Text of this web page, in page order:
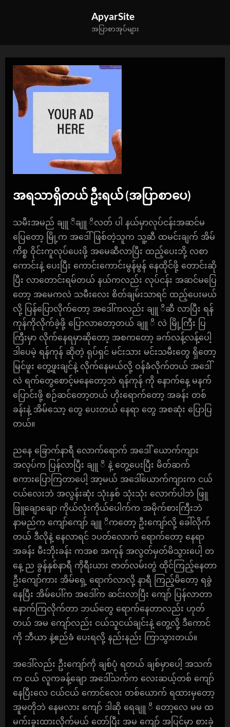
ApyarSite
အပြာစာအုပ်များ
အရသာရှိတယ် ဦးရယ် (အပြာစာပေ)
Posted
on
December 12, 2024
By
apyarkg
သမီးအမည် ချူ ိချူ ိလတ် ပါ နယ်မှာလုပ်ငန်းအဆင်မ
ပြေတော့ မြို့က အဒေါ် ဖြစ်တဲ့သူက သူ့ဆီ ထမင်းချက် အိမ်
ကိစ္စ ဝိုင်းကူလုပ်ပေးဖို့ အမေဆီလာပြီး ထည့်ပေးဘို့ လစာ
ကောင်းနဲ့ ပေးပြီး ကောင်းကောင်းမွန်မွန် နေထိုင်ဖို့ တောင်းဆို
ပြီး လာတောင်းရမ်တယ် နယ်ကလည်း လုပ်ငန်း အဆင်မပြေ
တော့ အမေကလဲ သမီးလေး စိတ်ချမ်းသာရင် ထည့်ပေးမယ်
လို့ ပြန်ပြောလိုက်တော့ အဒေါ်ကလည်း ချူ ိဆီ လာပြီး ရန်
ကုန်ကိုလိုက်ခဲ့ဖို့ ပြောလာတော့တယ် ချူ ိ လဲ မြို့ကြီး ပြ
ကြီးမှာ လိုက်နေရမှာဆိုတော့ အစကတော့ ခက်လန့်လန့်ပေါ့
ဒါပေမဲ့ ရန်ကုန် ဆိုတဲ့ ရုပ်ရှင် မင်းသား မင်းသမီးတွေ ရှိတော့
မြင်ဖူး တွေ့ဖူးချင်နဲ့ လိုက်နေမယ်လို့ ဝန်ခံလိုက်တယ် အဒေါ်
လဲ ရက်တွေစောင့်မနေတော့ဘဲ ရန်ကုန် ကို နောက်နေ့ မနက်
ပြောင်းဖို့ စဉ်ဆင်တော့တယ် ဟိုးရောက်တော့ အခန်း တစ်
ခန်းနဲ့ အိမ်သော့ တွေ ပေးတယ် နေရာ တွေ အစဆုံး ပြောပြ
တယ်။
ညနေ ခြောက်နာရီ လောက်ရောက် အဒေါ် ယောက်ကျား
အလုပ်က ပြန်လာပြီး ချူ ိ နဲ့ တွေ့ပေးပြီး မိတ်ဆက်
စကားပြောကြတာပေါ့ အာ့မယ် အဒေါ်ယောက်ကျားက ငယ်
ငယ်လေးဘဲ အလွန်းဆုံး သုံးနှစ် သုံးသုံး လောက်ပါဘဲ ဖြူ
ဖြူချောချော ကိုယ်လုံးကိုယ်ပေါက်က အမိုက်စားကြီးဘဲ
နာမည်က ကျော်ကျော် ချူ ိကတော့ ဦးကျော်လို့ ခေါ်လိုက်
တယ် ဒီလိုနဲ့ နေလာရင် ၁ပတ်လောက် ရောက်တော့ နေရာ
အခန်း မီးဘိုးခန်း ကအစ အကုန် အလွတ်မှတ်မိသွားပေါ့ တ
နေ့ ည ခွန်နှစ်နာရီ ကိုရီးယား ဇာတ်လမ်းတွဲ ထိုင်ကြည့်နေတာ
ဦးကျော်ကား အိမ်ရှေ့ ရောက်လာလို့ နာရီ ကြည့်မိတော့ ရခွဲ
နေပြီး အိမ်ပေါ်က အဒေါ်က ဆင်းလာပြီး ကျော် ပြန်လာတာ
နောက်ကြလိုက်တာ ဘယ်တွေ ရောက်နေတာလည်း ဟုတ်
တယ် အမ ကျော်လည်း ငယ်သူငယ်ချင်းနဲ့ တွေ့လို့ ဒီကောင်
ကို ဘီယာ နဲ့ဧည်ခံ ပေးရလို့ နည်းနည်း ကြာသွားတယ်။
အဒေါ်လည်း ဦးကျော်ကို ချစ်ပုံ ရတယ် ချစ်မှာပေါ့ အသက်
က ငယ် လူကခန့်ချော အဒေါ်သက်က လေးဆယ့်တစ် ကျော်
နေပြီးလေ ငယ်ငယ် ကောင်လေး တစ်ယောက် ရထားမှတော့
အူမတိုဘဲ နေမလား ကျော် ဒါဆို ရေချူ ိ တော့လေ မမ ထ
မက်းခူးထားလိုက်မယ် တော်ပြီး အမ ကျော် အပြင်မှာ စားခဲ့